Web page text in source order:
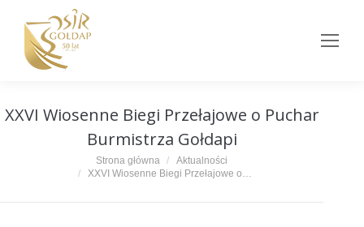
XXVI Wiosenne Biegi Przełajowe o Puchar
Burmistrza Gołdapi
Strona główna
Aktualności
XXVI Wiosenne Biegi Przełajowe o…